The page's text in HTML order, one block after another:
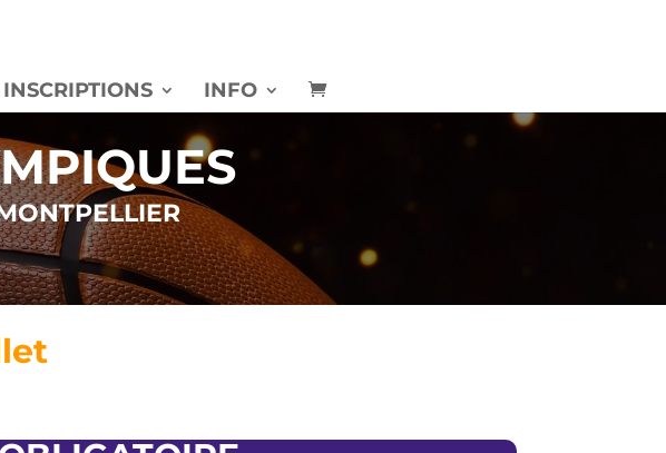
INSCRIPTIONS INFO